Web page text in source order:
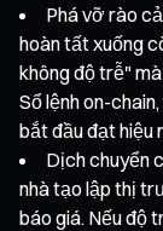
Phá vỡ rào
hoàn tất xuống
không độ trễ"
Sổ lệnh on-
bắt đầu đạt hiệu
Dịch chuyển
nhà tạo lập thị
báo giá. Nếu độ